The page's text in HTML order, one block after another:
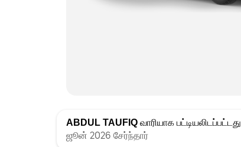
ABDUL TAUFIQ வாரியாக பட்டியலிடப்பட்டது
ஜூன் 2026 சேர்ந்தார்